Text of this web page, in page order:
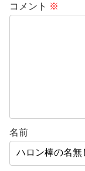
コメント ※
名前